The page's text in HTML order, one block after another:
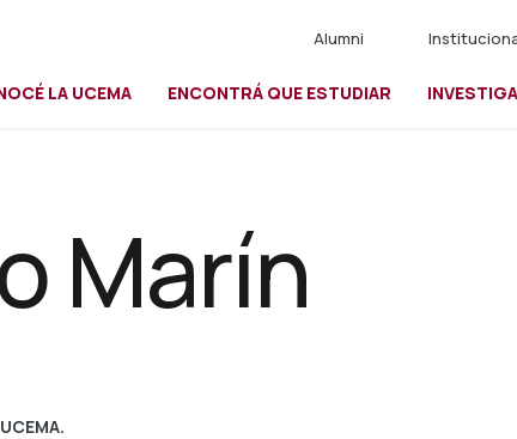
Alumni
LA UCEMA ENCONTRÁ QUE ESTUDIAR
Marín